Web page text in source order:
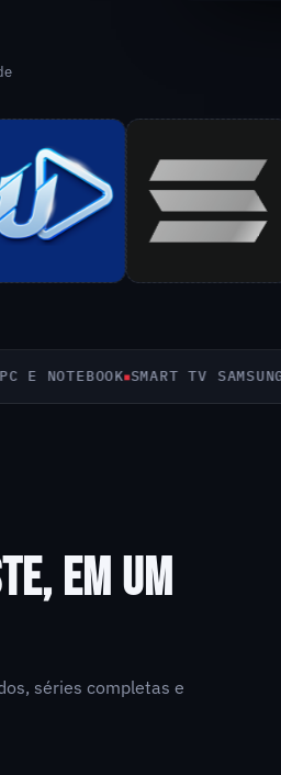
NOTEBOOK SMART TV SAMSUNG LG
EM UM
séries completas e